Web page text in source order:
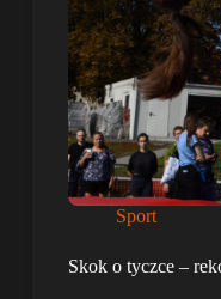
Sport
Skok o tyczce –